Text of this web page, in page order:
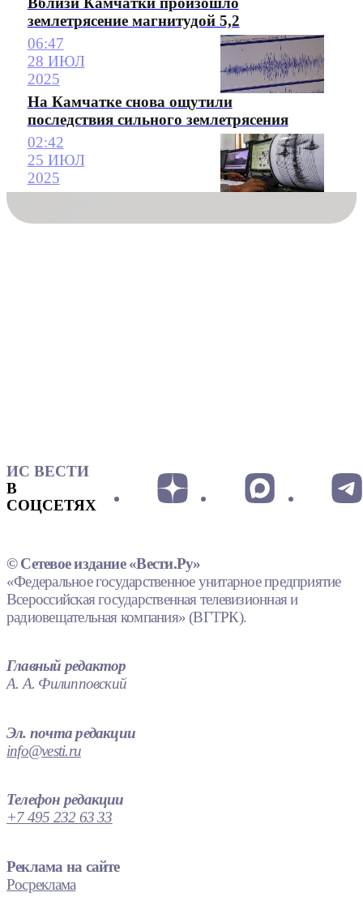
землетрясение магнитудой 5,2
06:47
28 ИЮЛ
2025
На Камчатке снова ощутили
последствия сильного землетрясения
02:42
25 ИЮЛ
2025
ИС ВЕСТИ
В
СОЦСЕТЯХ
© Сетевое издание «Вести.Ру»
«Федеральное государственное унитарное предприятие
Всероссийская государственная телевизионная и
радиовещательная компания» (ВГТРК).
Главный редактор
А. А. Филипповский
Эл. почта редакции
info@vesti.ru
Телефон редакции
+7 495 232 63 33
Реклама на сайте
Росреклама